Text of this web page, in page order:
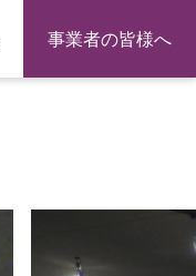
事業者の皆様へ